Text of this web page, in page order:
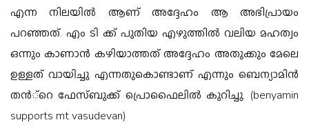
എന്ന നിലയില്‍ ആണ് അദ്ദേഹം ആ അഭിപ്രായം
പറഞ്ഞത്. എം ടി ക്ക് പുതിയ എഴുത്തില്‍ വലിയ മഹത്വം
ഒന്നും കാണാന്‍ കഴിയാത്തത് അദ്ദേഹം അതുക്കും മേലെ
ഉള്ളത് വായിച്ചു എന്നതുകൊണ്ടാണ് എന്നും ബെന്യാമിന്‍
തന്‍്റെ ഫേസ്ബുക്ക് പ്രൊഫൈലില്‍ കുറിച്ചു. (benyamin
supports mt vasudevan)